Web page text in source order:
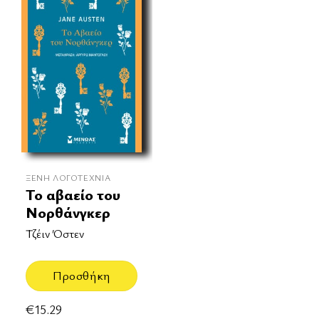
ΞΈΝΗ ΛΟΓΟΤΕΧΝΊΑ
Το αβαείο του
Νορθάνγκερ
Τζέιν Όστεν
Προσθήκη
€15.29